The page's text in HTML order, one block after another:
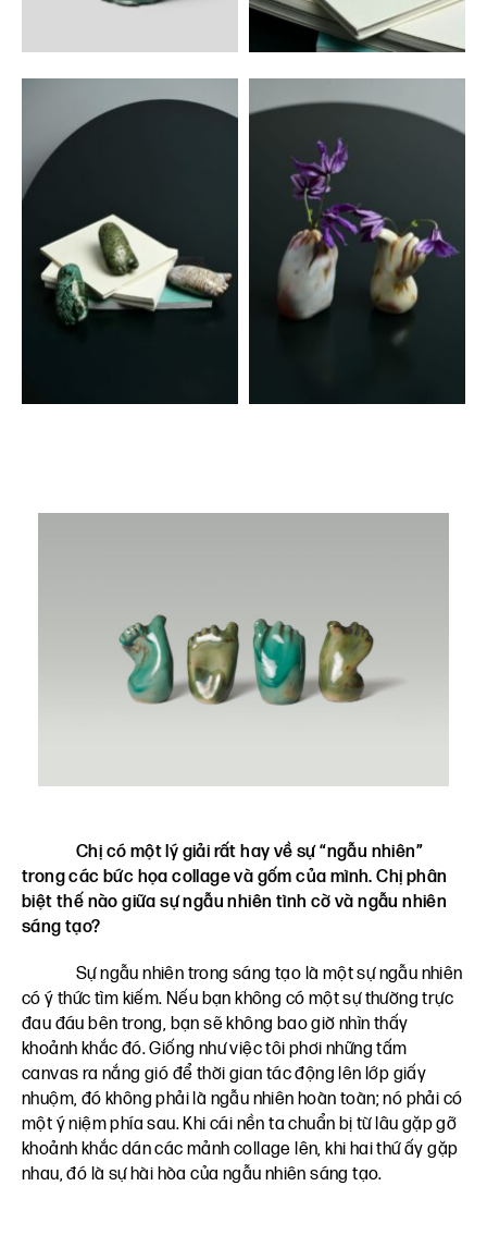
Chị có một lý giải rất hay về sự “ngẫu nhiên”
trong các bức họa collage và gốm của mình. Chị phân
biệt thế nào giữa sự ngẫu nhiên tình cờ và ngẫu nhiên
sáng tạo?
Sự ngẫu nhiên trong sáng tạo là một sự ngẫu nhiên
có ý thức tìm kiếm. Nếu bạn không có một sự thường trực
đau đáu bên trong, bạn sẽ không bao giờ nhìn thấy
khoảnh khắc đó. Giống như việc tôi phơi những tấm
canvas ra nắng gió để thời gian tác động lên lớp giấy
nhuộm, đó không phải là ngẫu nhiên hoàn toàn; nó phải có
một ý niệm phía sau. Khi cái nền ta chuẩn bị từ lâu gặp gỡ
khoảnh khắc dán các mảnh collage lên, khi hai thứ ấy gặp
nhau, đó là sự hài hòa của ngẫu nhiên sáng tạo.